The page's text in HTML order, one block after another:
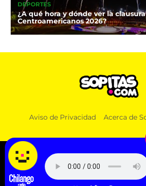
DEPORTES
¿A qué hora y dónde ver la
Centroamericanos 2026?
Aviso de Privacidad Acerca de
© 2026 SOPITAS.COM - MÚSICA, NOTICIAS,
MÁS!.